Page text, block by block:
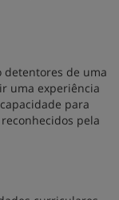
detentores de uma
uma experiência
para
pela